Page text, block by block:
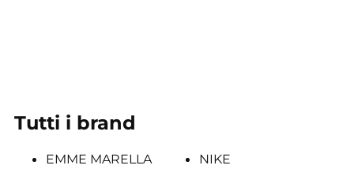
Tutti i brand
EMME MARELLA
NIKE